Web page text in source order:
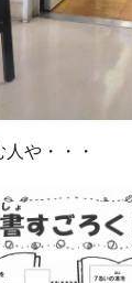
や・・・